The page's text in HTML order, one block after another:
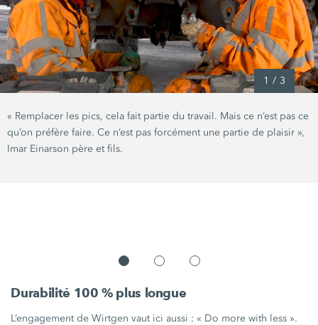
1 / 3
« Remplacer les pics, cela fait partie du travail. Mais ce n’est pas ce
qu’on préfère faire. Ce n’est pas forcément une partie de plaisir »,
Imar Einarson père et fils.
Durabilité 100 % plus longue
L’engagement de Wirtgen vaut iciaussi : « Do more with less ».